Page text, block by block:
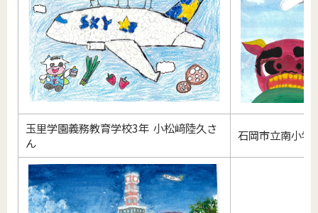
玉里学園義務教育学校3年 小松﨑陸久さ
ん
石岡市立南小学